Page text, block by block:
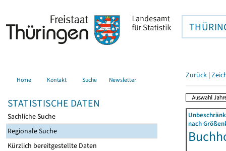
Home Kontakt Suche Newsletter
STATISTISCHE DATEN
Sachliche Suche
Regionale Suche
Kürzlich bereitgestellte Daten
Zurück |
nach